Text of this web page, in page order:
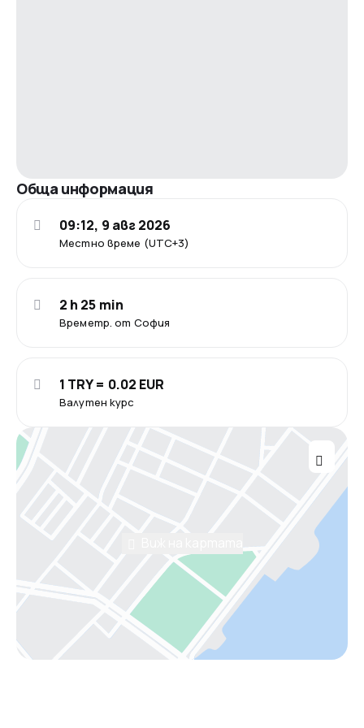
Обща информация
Местно време (UTC+3)
09:12, 9 авг 2026
Времетр. от София
2 h 25 min
Валутен курс
1 TRY = 0.02 EUR